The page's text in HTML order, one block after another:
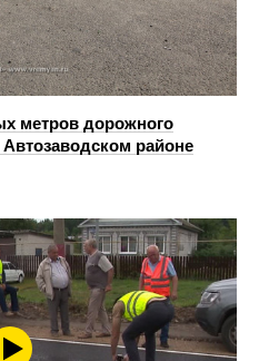
метров дорожного
районе